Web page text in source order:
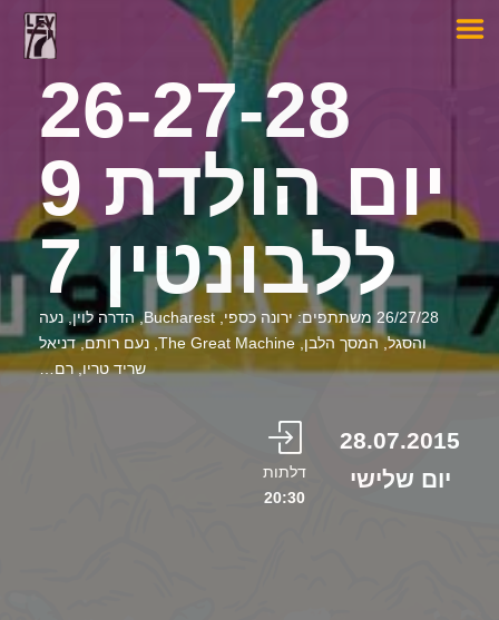
26-27-28
יום הולדת 9
ללבונטין 7
26/27/28 משתתפים: ירונה כספי, Bucharest, הדרה לוין, נעה
והסגל, המסך הלבן, The Great Machine, נעם רותם, דניאל
שריד טריו, רם…
28.07.2015
יום שלישי
דלתות
20:30